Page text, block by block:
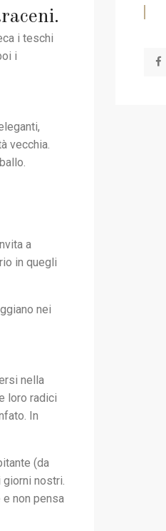
i teschi
i
vecchia.
a
in quegli
nei
nella
loro radici
In
(da
nostri.
non pensa